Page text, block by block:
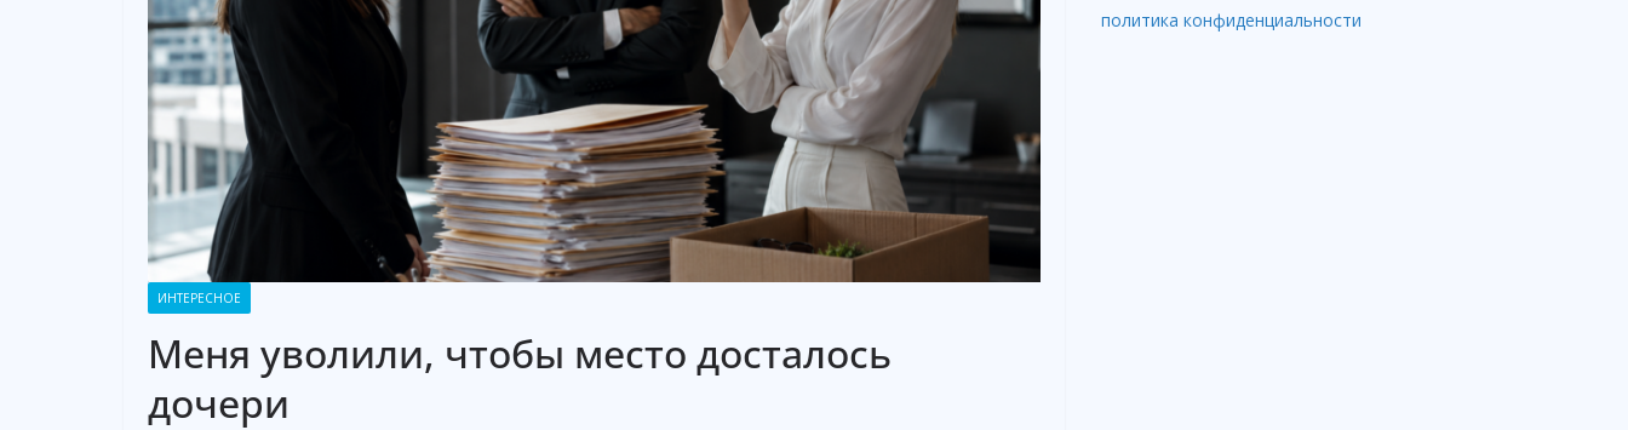
ИНТЕРЕСНОЕ
Меня уволили, чтобы место досталось
дочери
политика конфиденциальности